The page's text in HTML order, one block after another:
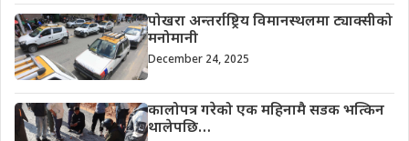
पोखरा अन्तर्राष्ट्रिय विमानस्थलमा ट्याक्सीको
मनोमानी
December 24, 2025
कालोपत्र गरेको एक महिनामै सडक भत्किन
थालेपछि…